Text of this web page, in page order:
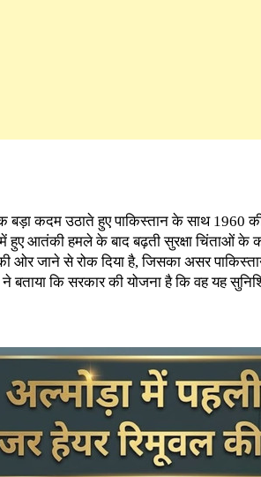
कदम उठाते हुए पाकिस्तान के साथ 1960
हुए आतंकी हमले के बाद बढ़ती सुरक्षा चिंताओं के
की ओर जाने से रोक दिया है, जिसका असर
बताया कि सरकार की योजना है कि वह यह